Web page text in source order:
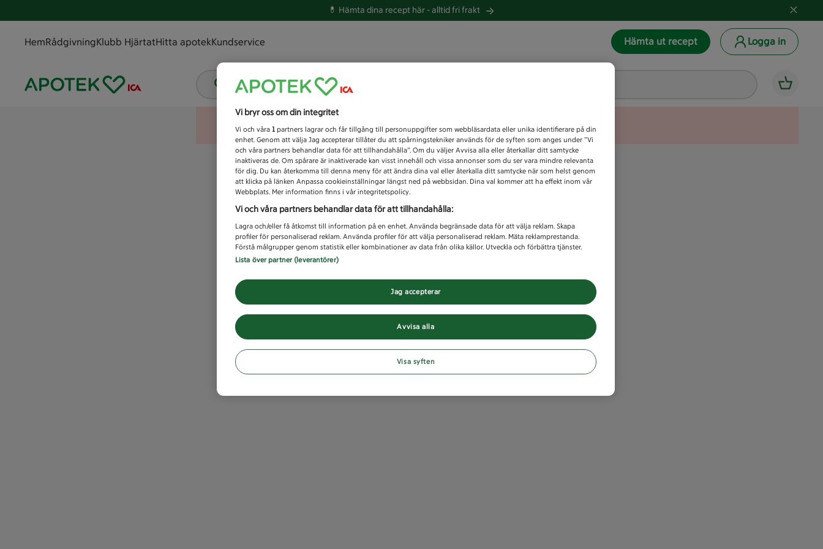
💊 Hämta dina recept här -alltid fri frakt
HemRådgivningKlubb HjärtatHitta apotekKundservice Hämta ut recept Logga in
Vad letar du efter idag?
Unknown error
Vi bryr oss om din integritet
Vi och våra 1 partners lagrar och får tillgång till personuppgifter som webbläsardata eller unika identifierare på din
enhet. Genom att välja Jag accepterar tillåter du att spårningstekniker används för de syften som anges under ”Vi
och våra partners behandlar data för att tillhandahålla”. Om du väljer Avvisa alla eller återkallar ditt samtycke
inaktiveras de. Om spårare är inaktiverade kan visst innehåll och vissa annonser som du ser vara mindre relevanta
för dig. Du kan återkomma till denna meny för att ändra dina val eller återkalla ditt samtycke när som helst genom
att klicka på länken Anpassa cookieinställningar längst ned på webbsidan. Dina val kommer att ha effekt inom vår
Webbplats. Mer information finns i vår integritetspolicy.
Vi och våra partners behandlar data för att tillhandahålla:
Lagra och/eller få åtkomst till information på en enhet. Använda begränsade data för att välja reklam. Skapa
profiler för personaliserad reklam. Använda profiler för att välja personaliserad reklam. Mäta reklamprestanda.
Förstå målgrupper genom statistik eller kombinationer av data från olika källor. Utveckla och förbättra tjänster.
Lista över partner (leverantörer)
Avvisa alla
Jag accepterar
Visa syften